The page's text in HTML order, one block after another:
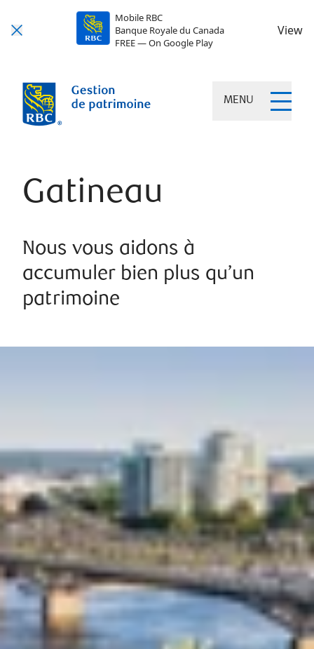
Mobile RBC
Banque Royale du Canada
FREE — On Google Play
View
MENU
Gatineau
Nous vous aidons à
accumuler bien plus qu’un
patrimoine